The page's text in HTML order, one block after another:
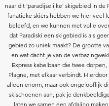
naar dit ‘paradijselijke’ skigebied in de
fanatieke skiërs hebben we hier veel
beleefd, en we kunnen met volle
dat Paradiski een skigebied is als
gebied zo uniek maakt? De grootte
en wat dacht je van de
Express kabelbaan die twee dorpen,
Plagne, met elkaar verbindt. Hierdoor
alleen enorm, maar ook ongelooflijk
skischoenen aan, pak je
laten we samen een afdaling